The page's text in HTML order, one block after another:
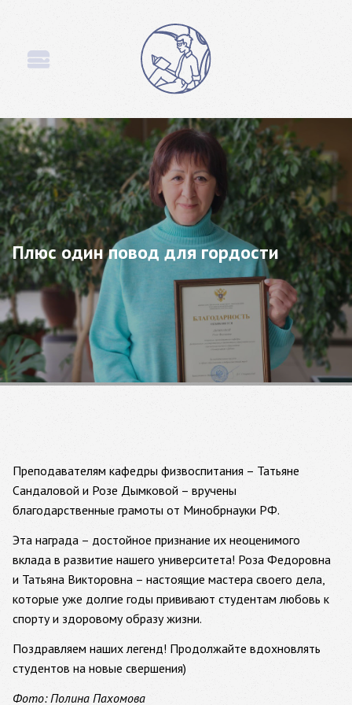
Плюс один повод для гордости
Преподавателям кафедры физвоспитания – Татьяне
Сандаловой и Розе Дымковой – вручены
благодарственные грамоты от Минобрнауки РФ.
Эта награда – достойное признание их неоценимого
вклада в развитие нашего университета! Роза Федоровна
и Татьяна Викторовна – настоящие мастера своего дела,
которые уже долгие годы прививают студентам любовь к
спорту и здоровому образу жизни.
Поздравляем наших легенд! Продолжайте вдохновлять
студентов на новые свершения)
Фото: Полина Пахомова